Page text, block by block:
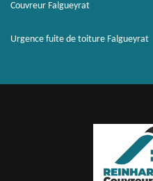
Couvreur Falgueyrat
Urgence fuite de toiture Falgueyrat